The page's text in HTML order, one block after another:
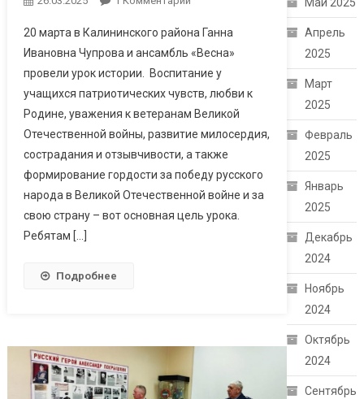
Родины Хранить!
20 марта в Калининского района Ганна
Ивановна Чупрова и ансамбль «Весна»
провели урок истории. Воспитание у
учащихся патриотических чувств, любви к
Родине, уважения к ветеранам Великой
Отечественной войны, развитие милосердия,
сострадания и отзывчивости, а также
формирование гордости за победу русского
народа в Великой Отечественной войне и за
свою страну – вот основная цель урока.
Ребятам […]
Подробнее
Май 2025
Апрель
2025
Март
2025
Февраль
2025
Январь
2025
Декабрь
2024
Ноябрь
2024
Октябрь
2024
Сентябрь